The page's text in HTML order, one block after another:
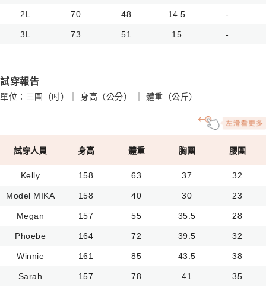
2L 70 48 14.5 -
3L 73 51 15 -
試穿報告
單位：三圍（吋）｜ 身高（公分） ｜ 體重（公斤）
試穿人員 身高 體重 胸圍 腰圍
Kelly 158 63 37 32
Model MIKA 158 40 30 23
Megan 157 55 35.5 28
Phoebe 164 72 39.5 32
Winnie 161 85 43.5 38
Sarah 157 78 41 35